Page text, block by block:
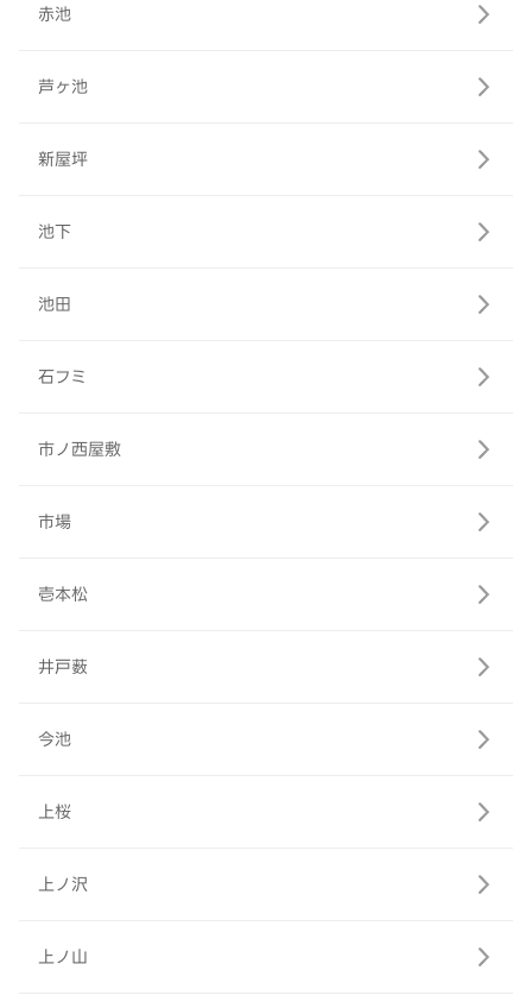
赤池
芦ヶ池
新屋坪
池下
池田
石フミ
市ノ西屋敷
市場
壱本松
井戸薮
今池
上桜
上ノ沢
上ノ山